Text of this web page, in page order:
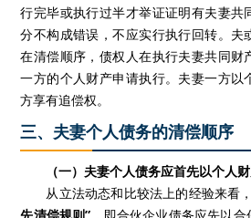
行完毕或执行过半才举证证明有夫妻共
分不构成错误，不应实行执行回转。夫
在清偿顺序，债权人在执行夫妻共同财
一方的个人财产申请执行。夫妻一方以
方享有追偿权。
三、夫妻个人债务的清偿顺序
（一）夫妻个人债务应首先以个人
从立法动态和比较法上的经验来看
先清偿规则” ，即合伙企业债务应先以